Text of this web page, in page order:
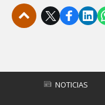
NOTICIAS